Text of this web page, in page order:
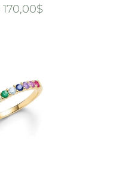
170,00$